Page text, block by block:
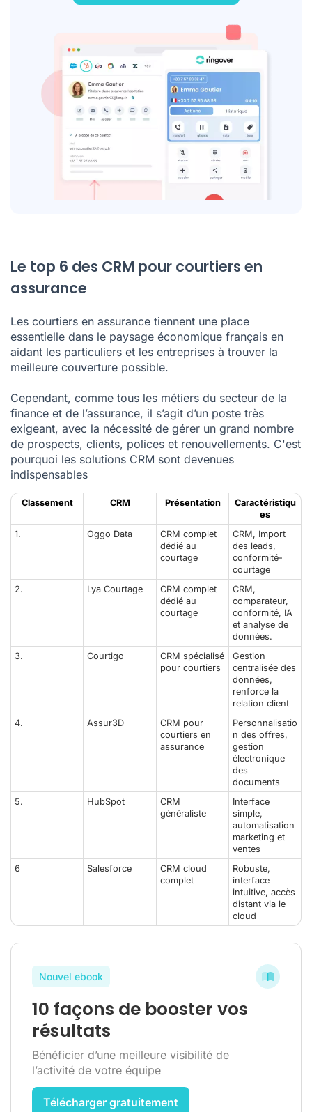
Le top 6 des CRM pour courtiers en
assurance
Les courtiers en assurance tiennent une place
essentielle dans le paysage économique français en
aidant les particuliers et les entreprises à trouver la
meilleure couverture possible.
Cependant, comme tous les métiers du secteur de la
finance et de l’assurance, il s’agit d’un poste très
exigeant, avec la nécessité de gérer un grand nombre
de prospects, clients, polices et renouvellements. C'est
pourquoi les solutions CRM sont devenues
indispensables
Classement CRM Présentation
Caractéristiqu
es
1.
Oggo Data
CRM complet
dédié au
courtage
CRM, Import
des leads,
conformité-
courtage
2.
Lya Courtage
CRM complet
dédié au
courtage
CRM,
comparateur,
conformité, IA
et analyse de
données.
3.
Courtigo
CRM spécialisé
pour courtiers
Gestion
centralisée des
données,
renforce la
relation client
4.
Assur3D
CRM pour
courtiers en
assurance
Personnalisatio
n des offres,
gestion
électronique
des
documents
5.
HubSpot
CRM
généraliste
Interface
simple,
automatisation
marketing et
ventes
6
Salesforce
CRM cloud
complet
Robuste,
interface
intuitive, accès
distant via le
cloud
Nouvel ebook
10 façons de booster vos
résultats
Bénéficier d’une meilleure visibilité de
l’activité de votre équipe
Télécharger gratuitement